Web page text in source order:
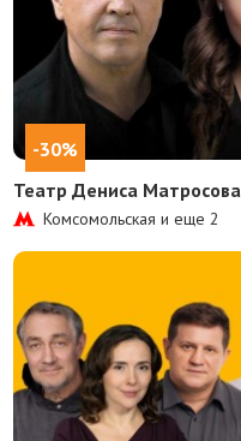
-30%
Театр Дениса Матросова
Комсомольская и еще2